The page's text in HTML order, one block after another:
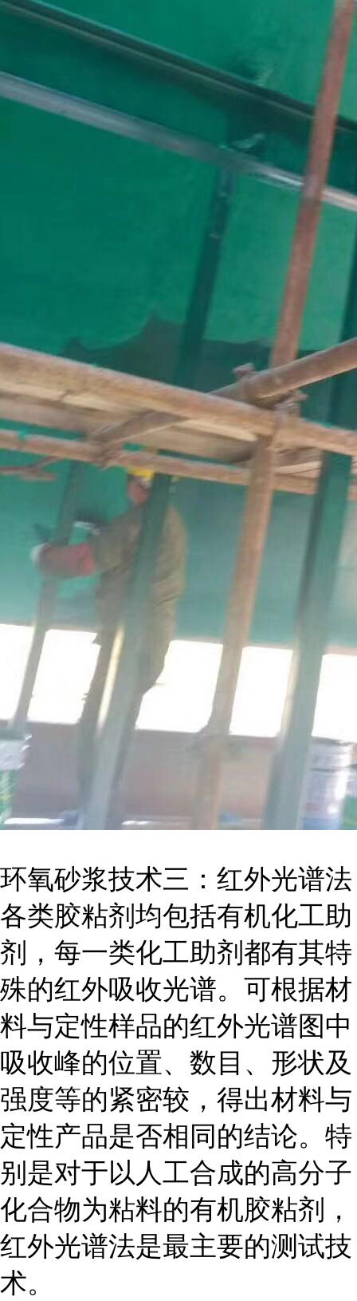
环氧砂浆技术三：红外光谱法
各类胶粘剂均包括有机化工助
剂，每一类化工助剂都有其特
殊的红外吸收光谱。可根据材
料与定性样品的红外光谱图中
吸收峰的位置、数目、形状及
强度等的紧密较，得出材料与
定性产品是否相同的结论。特
别是对于以人工合成的高分子
化合物为粘料的有机胶粘剂，
红外光谱法是最主要的测试技
术。